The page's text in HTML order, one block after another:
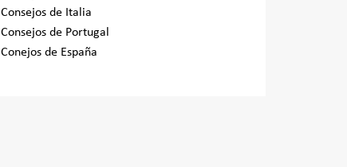
Consejos de Italia
Consejos de Portugal
Conejos de España